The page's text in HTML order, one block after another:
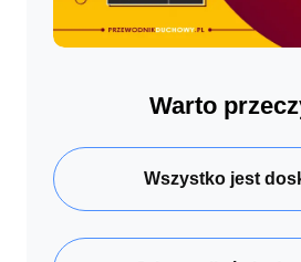
Warto
Wszystko jest